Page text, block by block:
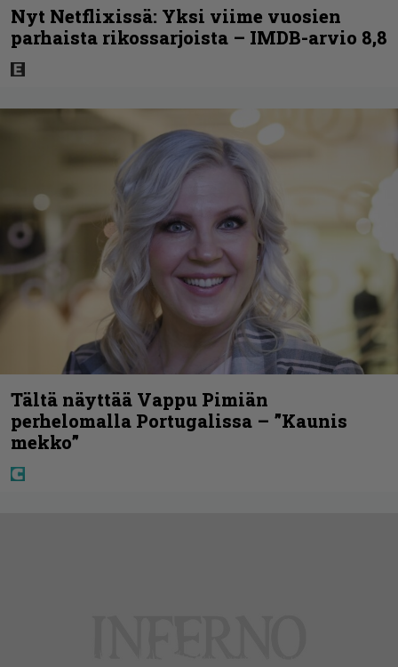
Nyt Netflixissä: Yksi viime vuosien
parhaista rikossarjoista – IMDB-arvio 8,8
Tältä näyttää Vappu Pimiän
perhelomalla Portugalissa – ”Kaunis
mekko”